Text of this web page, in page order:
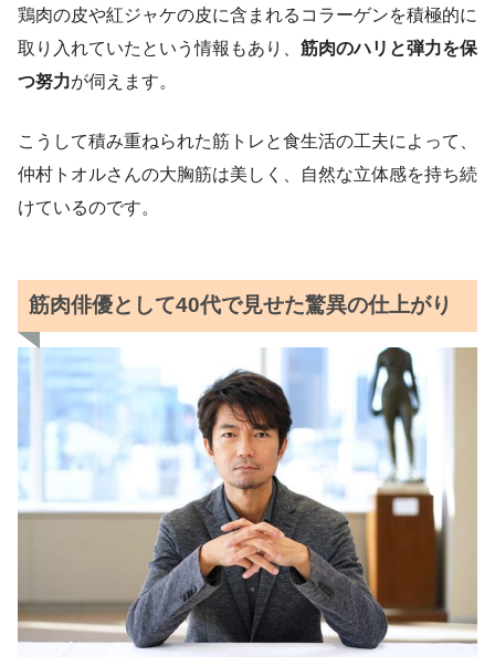
鶏肉の皮や紅ジャケの皮に含まれるコラーゲンを積極的に
取り入れていたという情報もあり、 筋肉のハリと弾力を保
つ努力が伺えます。
こうして積み重ねられた筋トレと食生活の工夫によって、
仲村トオルさんの大胸筋は美しく、自然な立体感を持ち続
けているのです。
筋肉俳優として40代で見せた驚異の仕上がり